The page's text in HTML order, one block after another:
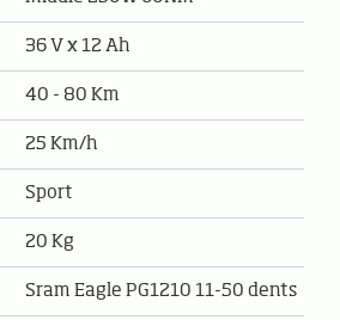
36 V x 12 Ah
40 - 80 Km
25 Km/h
Sport
20 Kg
Sram Eagle PG1210 11-50 dents